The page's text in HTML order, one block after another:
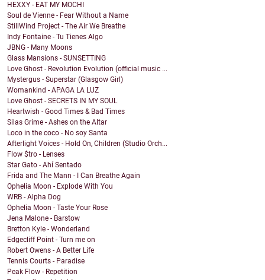
HEXXY - EAT MY MOCHI
Soul de Vienne - Fear Without a Name
StillWind Project - The Air We Breathe
Indy Fontaine - Tu Tienes Algo
JBNG - Many Moons
Glass Mansions - SUNSETTING
Love Ghost - Revolution Evolution (official music ...
Mystergus - Superstar (Glasgow Girl)
Womankind - APAGA LA LUZ
Love Ghost - SECRETS IN MY SOUL
Heartwish - Good Times & Bad Times
Silas Grime - Ashes on the Altar
Loco in the coco - No soy Santa
Afterlight Voices - Hold On, Children (Studio Orch...
Flow $tro - Lenses
Star Gato - Ahí Sentado
Frida and The Mann - I Can Breathe Again
Ophelia Moon - Explode With You
WRB - Alpha Dog
Ophelia Moon - Taste Your Rose
Jena Malone - Barstow
Bretton Kyle - Wonderland
Edgecliff Point - Turn me on
Robert Owens - A Better Life
Tennis Courts - Paradise
Peak Flow - Repetition